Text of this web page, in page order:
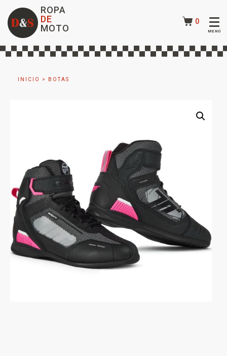
ROPA
DE
MOTO
0
INICIO > BOTAS